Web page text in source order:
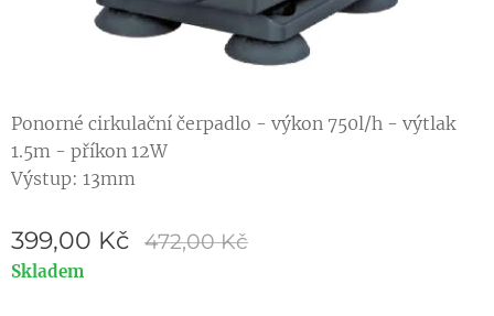
Ponorné cirkulační čerpadlo - výkon 750l/h - výtlak
1.5m - příkon 12W
Výstup: 13mm
399,00 Kč 472,00Kč
Skladem